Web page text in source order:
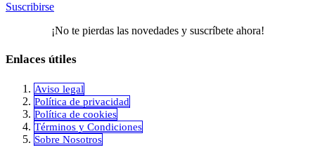
Suscribirse
¡No te pierdas las novedades y suscríbete ahora!
Enlaces útiles
Aviso legal
Política de privacidad
​Política de cookies
Términos y Condiciones
Sobre Nosotros